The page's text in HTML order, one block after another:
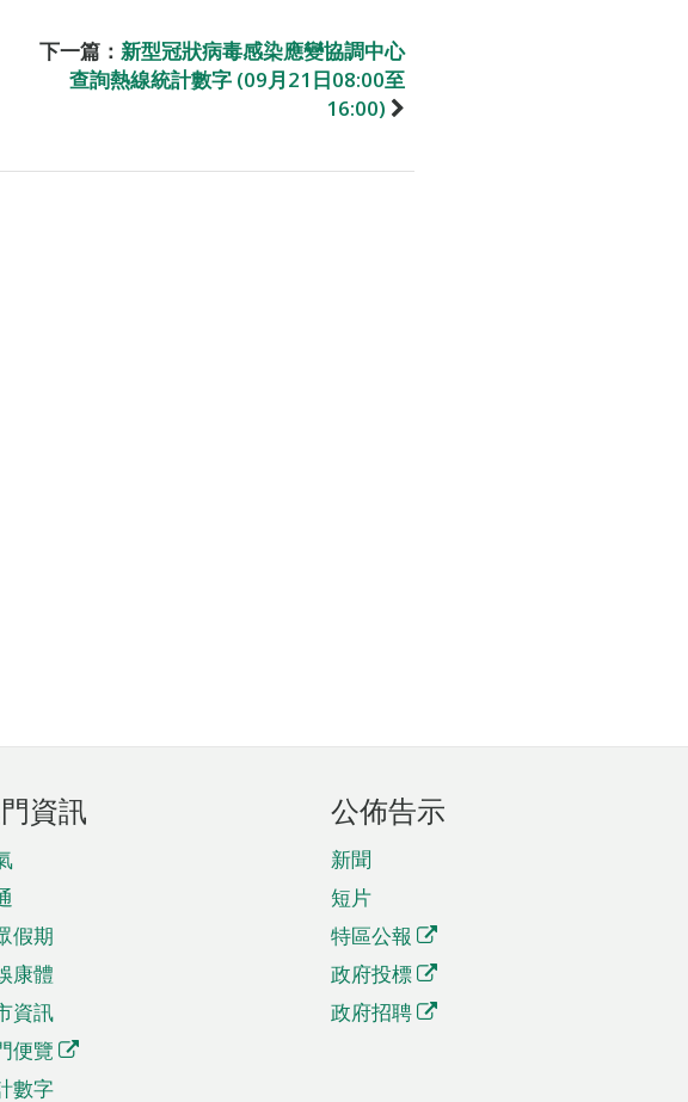
下一篇： 新型冠狀病毒感染應變協調中心
查詢熱線統計數字 (09月21日08:00至
16:00)
資訊
假期
康體
資訊
便覽
數字
公佈告示
新聞
短片
特區公報
政府投標
政府招聘